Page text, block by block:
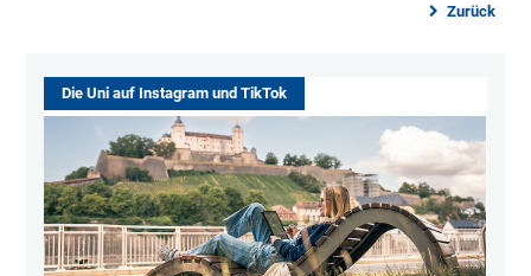
Zurück
Die Uni auf Instagram und TikTok